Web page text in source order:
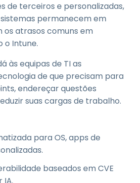
de terceiros e personalizadas,
permanecem em
os atrasos comuns em
o Intune.
às equipas de TI as
de que precisam para
endereçar questões
suas cargas de trabalho.
para OS, apps de
baseados em CVE